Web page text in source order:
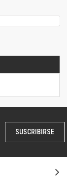
SUSCRIBIRSE